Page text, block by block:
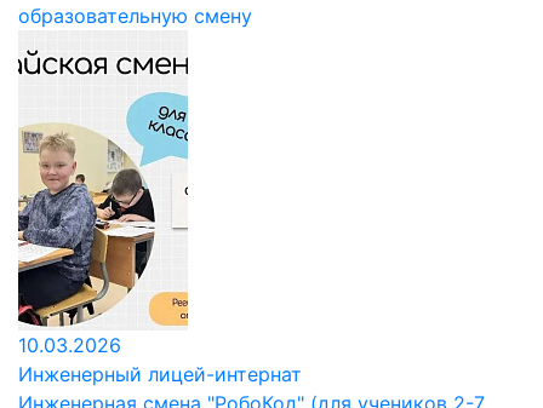
образовательную смену
10.03.2026
Инженерный лицей-интернат
Инженерная смена "РобоКод" (для учеников 2-7